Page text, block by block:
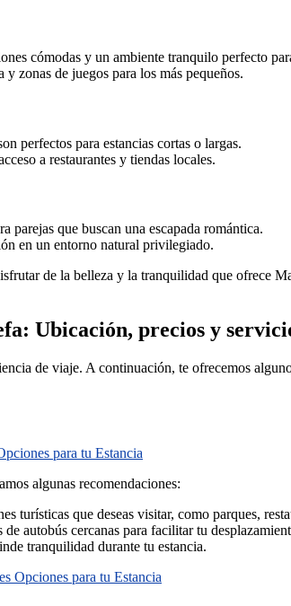
cómodas y un ambiente tranquilo perfecto
zonas de juegos para los más pequeños.
perfectos para estancias cortas o largas.
a restaurantes y tiendas locales.
que buscan una escapada romántica.
en un entorno natural privilegiado.
de la belleza y la tranquilidad que ofrece
Ubicación, precios y
de viaje. A continuación, te ofrecemos
para tu Estancia
algunas recomendaciones:
turísticas que deseas visitar, como parques,
autobús cercanas para facilitar tu
tranquilidad durante tu estancia.
Opciones para tu Estancia